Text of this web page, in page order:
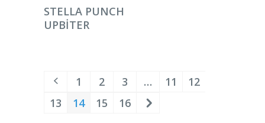
DEVAMINI OKU
STELLA PUNCH
UPBITER
1 2 3 … 11
12
13
14 15 16